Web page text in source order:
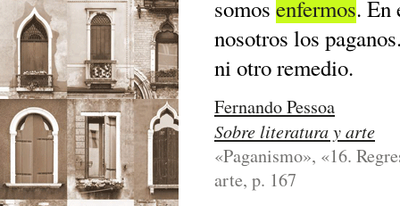
somos enfermos. En
nosotros los
ni otro remedio.
Fernando Pessoa
Sobre literatura y arte
«Paganismo», «16.
arte, p. 167